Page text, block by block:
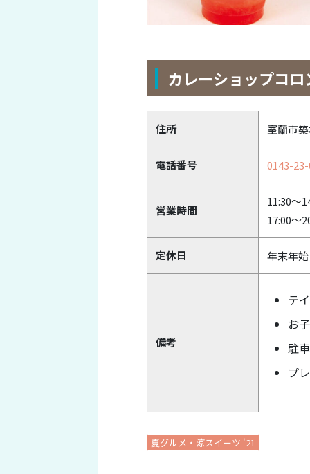
カレーショップコ
住所 室蘭市
電話番号 0143-
営業時間
11:30～
17:00～
定休日 年末年始
備考
テ
お
駐
プ
夏グルメ・涼スイーツ '21